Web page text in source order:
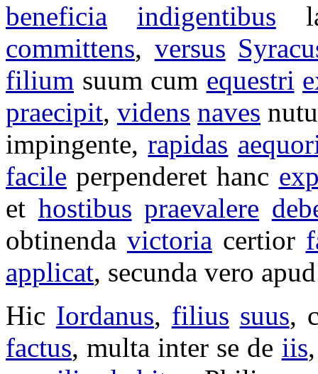
beneficia
indigentibus
committens, versus
filium suum cum equestri
praecipit, videns naves nutu
impingente,rapidas
facile perpenderet hanc
et hostibus praevalere
obtinenda victoria certior
applicat, secunda vero
Hic Iordanus, filius suus,
factus, multa inter se de iis